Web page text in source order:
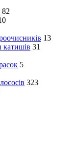
82
13
31
5
323